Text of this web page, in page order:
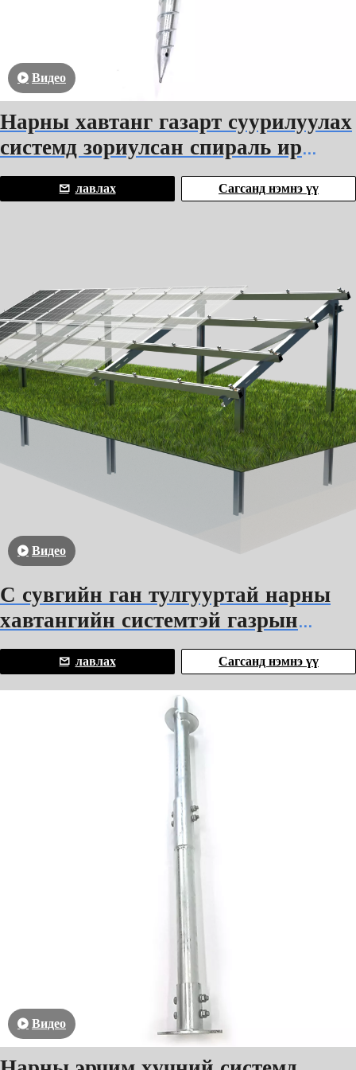
Видео
Нарны хавтанг газарт суурилуулах
системд зориулсан спираль ир
бүхий фланцын цуврал газрын
эрэг шураг овоолго
лавлах Сагсанд нэмнэ үү
Видео
С сувгийн ган тулгууртай нарны
хавтангийн системтэй газрын
нарны суурилуулалт
лавлах Сагсанд нэмнэ үү
Видео